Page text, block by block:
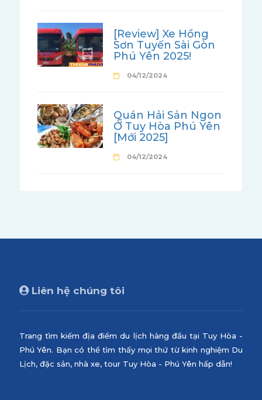
[Review] Xe Hồng
Sơn Tuyến Sài Gòn
Phú Yên 2025!
04/12/2024
Quán Hải Sản Ngon
Ở Tuy Hòa Phú Yên
[Mới 2025]
04/12/2024
Liên hệ chúng tôi
Trang tìm kiếm địa điểm du lịch hàng đầu tại Tuy Hòa -
Phú Yên. Bạn có thể tìm thấy mọi thứ từ kinh nghiệm Du
Lịch, đặc sản, nhà xe, tour Tuy Hòa - Phú Yên hấp dẫn!